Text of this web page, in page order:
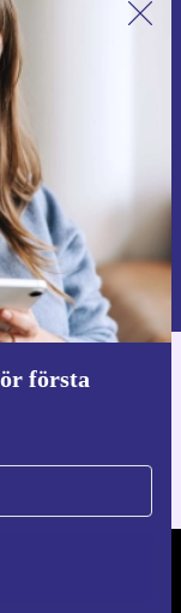
första
för
kr!
i vår
NEW.